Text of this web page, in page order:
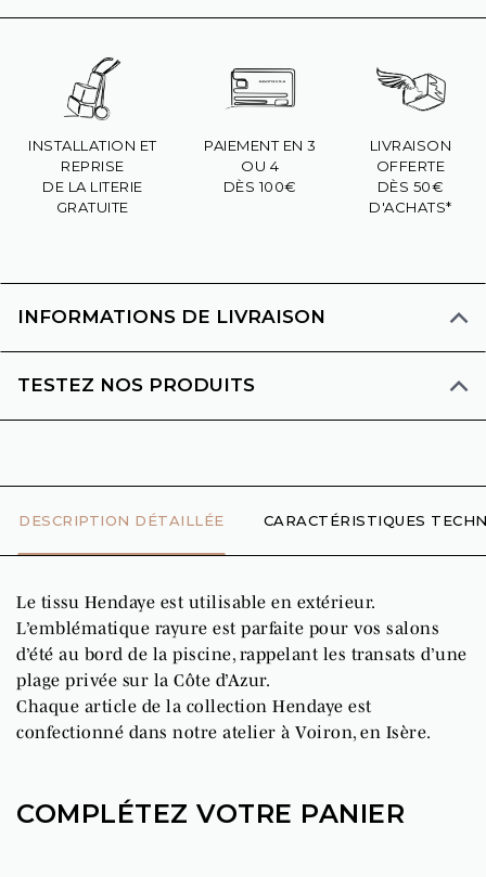
INSTALLATION ET
REPRISE
DE LA LITERIE
GRATUITE
PAIEMENT EN 3
OU 4
DÈS 100€
LIVRAISON
OFFERTE
DÈS 50€
D'ACHATS*
INFORMATIONS DE LIVRAISON
TESTEZ NOS PRODUITS
DESCRIPTION DÉTAILLÉE CARACTÉRISTIQUES
Le tissu Hendaye est utilisable en extérieur.
L’emblématique rayure est parfaite pour vos salons
d’été au bord de la piscine, rappelant les transats d’une
plage privée sur la Côte d’Azur.
Chaque article de la collection Hendaye est
confectionné dans notre atelier à Voiron, en Isère.
COMPLÉTEZ VOTRE PANIER